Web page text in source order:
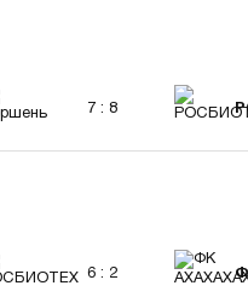
7 : 8
6 : 2